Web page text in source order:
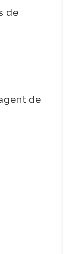
de
de